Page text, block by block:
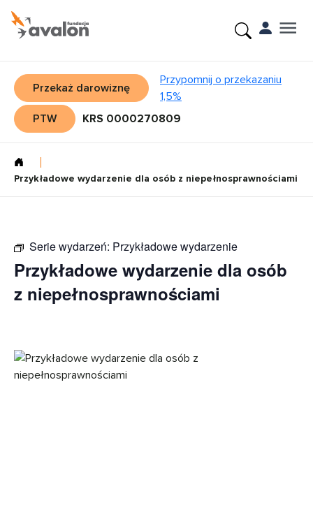
Przekaż darowiznę
Przypomnij o przekazaniu
1,5%
PTW
KRS 0000270809
Przykładowe wydarzenie dla osób z niepełnosprawnościami
Serie wydarzeń: Przykładowe wydarzenie
Przykładowe wydarzenie dla osób
z niepełnosprawnościami